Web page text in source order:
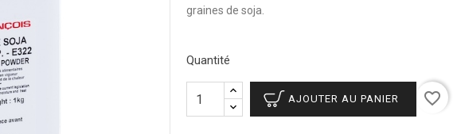
graines de soja.
Quantité
AJOUTER AU PANIER favorite_border